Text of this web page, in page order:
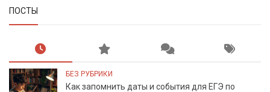
ПОСТЫ
БЕЗ РУБРИКИ
Как запомнить даты и события для ЕГЭ по